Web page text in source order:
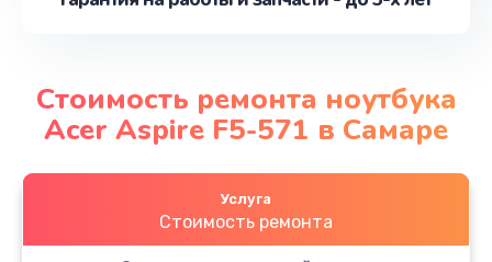
Стоимость ремонта ноутбука
Acer Aspire F5-571 в Самаре
Услуга
Стоимость ремонта